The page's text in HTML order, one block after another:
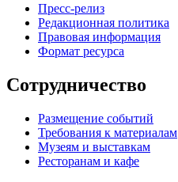
Пресс-релиз
Редакционная политика
Правовая информация
Формат ресурса
Сотрудничество
Размещение событий
Требования к материалам
Музеям и выставкам
Ресторанам и кафе